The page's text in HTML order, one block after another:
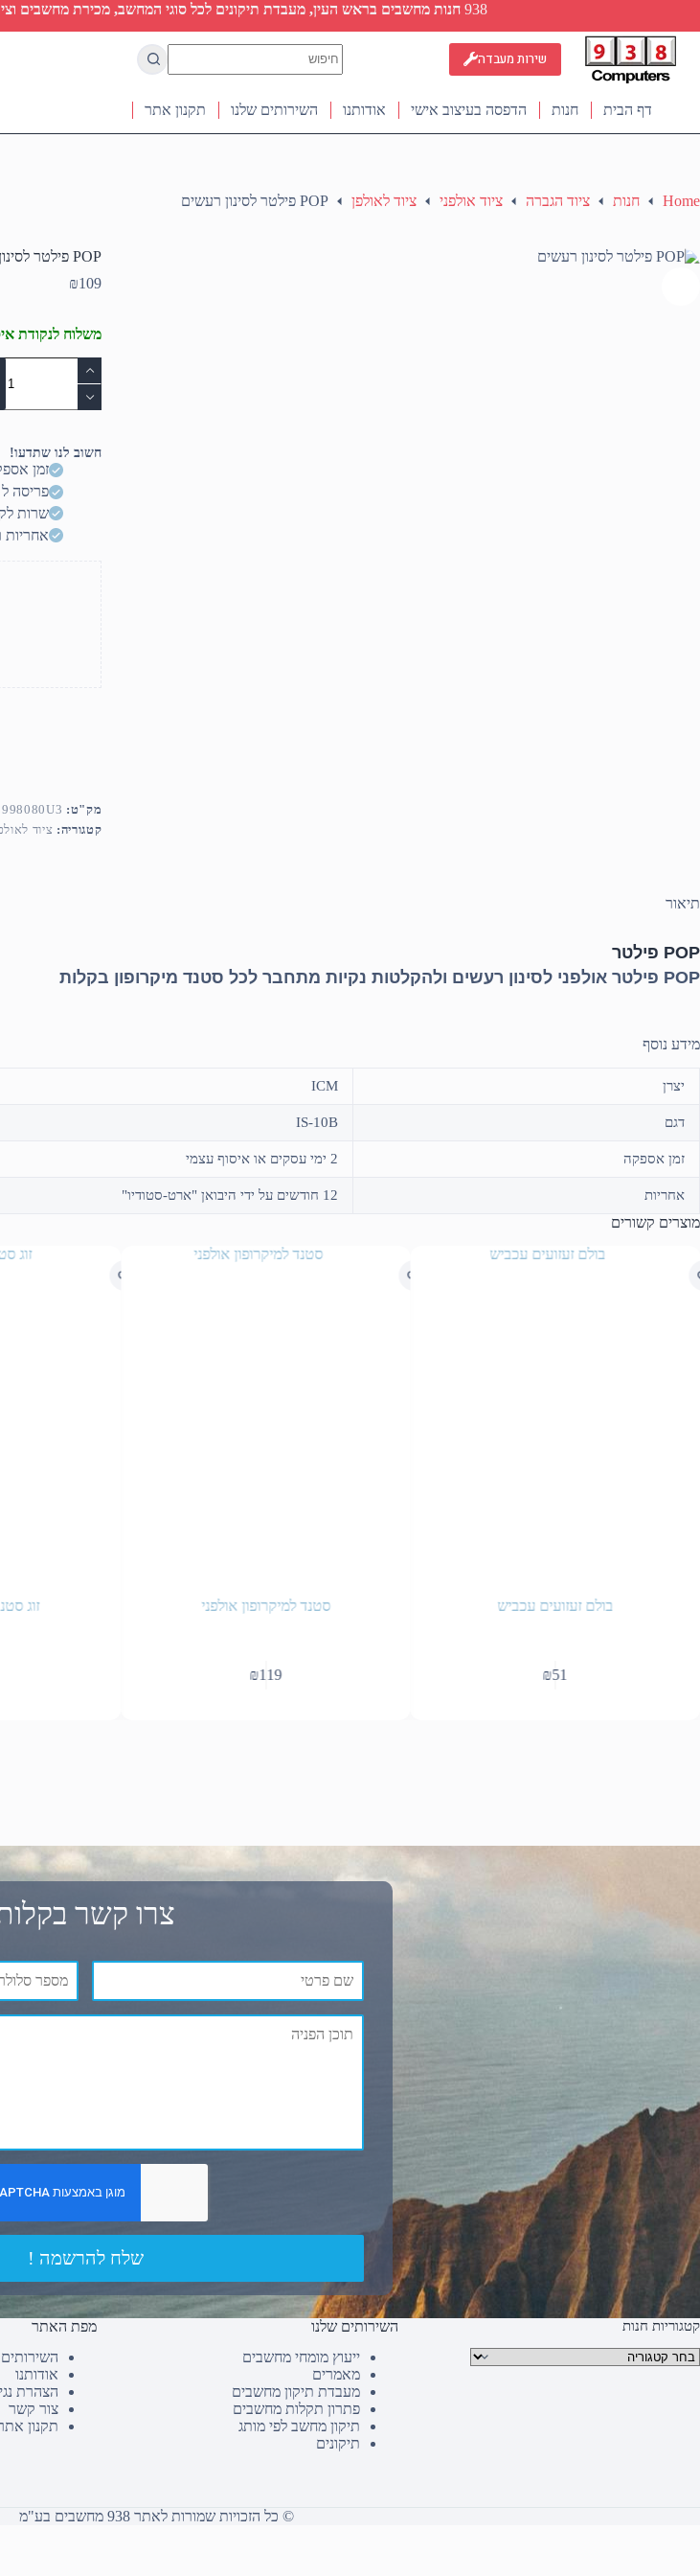
content
938 חנות מחשבים בראש העין, מעבדת תיקונים לכל סוגי המחשב, מכירת מחשבים
שירות מעבדה
results
דף הבית
חנות הדפסה בעיצוב אישי אודותנו השירותים שלנו תקנון אתר
Home חנות ציוד הגברה ציוד אולפני ציוד לאולפן POP פילטר לסינון רעשים
POP פילטר לסינון רעשים
₪109
משלוח לנקודת איסוף: 20₪ | משלוח עד
כמות
של
POP
פילטר
רעשים
חשוב לנו שתדעו!
זמן אספקה
פריסה ל 6 תשלומים ללא ריבית (יותר? דברו איתנו)
שרות
אחריות
מק"ט:
קטגוריה: ציוד
תיאור
POP פילטר
POP פילטר אולפני לסינון רעשים ולהקלטות נקיות מתחבר לכל סטנד מיקרופון בקלות
מידע נוסף
יצרן ICM
דגם IS-10B
זמן אספקה 2 ימי עסקים או איסוף עצמי
אחריות 12 חודשים על ידי היבואן "ארט-סטודיו"
מוצרים קשורים
בולם זעזועים עכביש
₪51
סטנד למיקרופון אולפני
₪119
זוג
צרו קשר
שלח להרשמה !
קטגוריות חנות
קטגוריות מוצרים
השירותים שלנו
ייעוץ מומחי מחשבים
מאמרים
מעבדת תיקון מחשבים
פתרון תקלות מחשבים
תיקון מחשב לפי מותג
תיקונים
מפת האתר
אודותנו
הצהרת
צור קשר
תקנון
© כל הזכויות שמורות לאתר 938 מחשבים בע"מ